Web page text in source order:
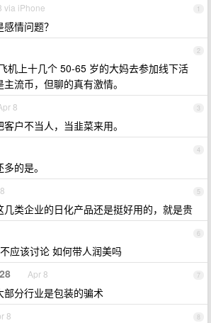
1
via iPhone
情问题？
2
机上十几个 50-65 岁的大妈去参加线下活
流币，但聊的真有激情。
3
8
户不当人，当韭菜来用。
4
的是。
5
几类企业的日化产品还是挺好用的，就是贵
6
应该讨论 如何带人润美吗
7
Apr 8
部分行业是包装的骗术
8
8